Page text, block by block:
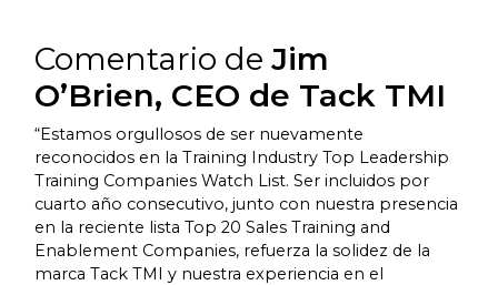
Comentario de Jim
O’Brien, CEO de Tack TMI
“Estamos orgullosos de ser nuevamente
reconocidos en la Training Industry Top Leadership
Training Companies Watch List. Ser incluidos por
cuarto año consecutivo, junto con nuestra presencia
en la reciente lista Top 20 Sales Training and
Enablement Companies, refuerza la solidez de la
marca Tack TMI y nuestra experiencia en el